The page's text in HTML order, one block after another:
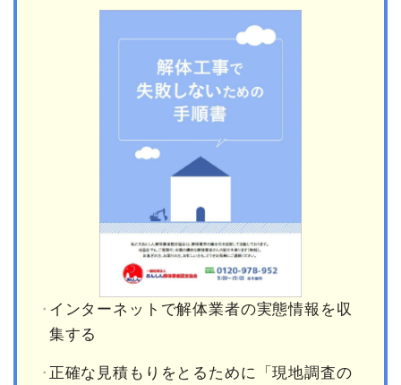
インターネットで解体業者の実態情報を収
集する
正確な見積もりをとるために「現地調査の